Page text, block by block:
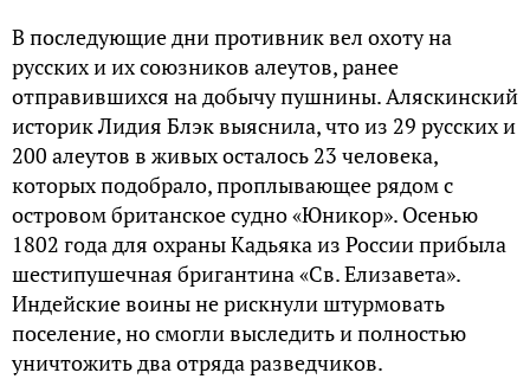
В последующие дни противник вел охоту на
русских и их союзников алеутов, ранее
отправившихся на добычу пушнины. Аляскинский
историк Лидия Блэк выяснила, что из 29 русских и
200 алеутов в живых осталось 23 человека,
которых подобрало, проплывающее рядом с
островом британское судно «Юникор». Осенью
1802 года для охраны Кадьяка из России прибыла
шестипушечная бригантина «Св. Елизавета».
Индейские воины не рискнули штурмовать
поселение, но смогли выследить и полностью
уничтожить два отряда разведчиков.